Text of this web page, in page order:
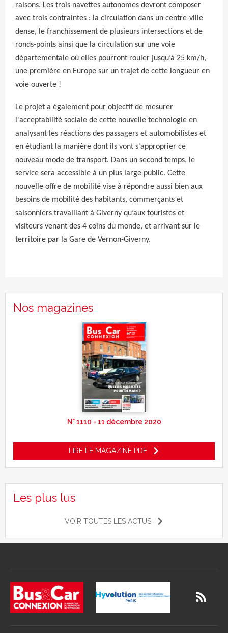
raisons. Les trois navettes autonomes devront composer
avec trois contraintes : la circulation dans un centre-ville
dense, le franchissement de plusieurs intersections et de
ronds-points ainsi que la circulation sur une voie
départementale où elles pourront rouler jusqu’à 25 km/h,
une première en Europe sur un trajet de cette longueur en
voie ouverte !
Le projet a également pour objectif de mesurer
l'acceptabilité sociale de cette nouvelle technologie en
analysant les réactions des passagers et automobilistes et
en étudiant la manière dont ils vont s'approprier ce
nouveau mode de transport. Dans un second temps, le
service sera accessible à un plus large public. Cette
nouvelle offre de mobilité vise à répondre aussi bien aux
besoins de mobilité des habitants, commerçants et
saisonniers travaillant à Giverny qu’aux touristes et
visiteurs venant des 4 coins du monde, et arrivant sur le
territoire par la Gare de Vernon-Giverny.
Nos magazines
N° 1110 - 11 décembre 2020
LIRE LE MAGAZINE PDF
Les plus lus
VOIR TOUTES LES ACTUS